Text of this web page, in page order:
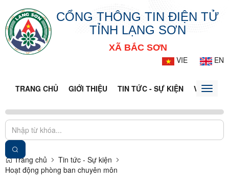
CỔNG THÔNG TIN ĐIỆN TỬ
TỈNH LẠNG SƠN
XÃ BẮC SƠN
VIE
EN
TRANG CHỦ GIỚI THIỆU TIN TỨC - SỰ KIỆN VĂN BẢN
Toggle
Trang chủ
Tin tức - Sự kiện
Hoạt động phòng ban chuyên môn